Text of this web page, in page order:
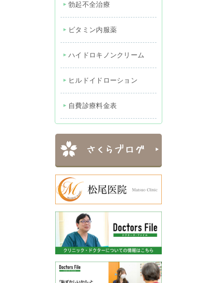
勃起不全治療
ビタミン内服薬
ハイドロキノンクリーム
ヒルドイドローション
自費診療料金表